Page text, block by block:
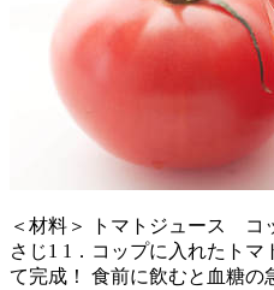
＜材料＞ トマトジュース コ
さじ1 1．コップに入れたト
て完成！ 食前に飲むと血糖の